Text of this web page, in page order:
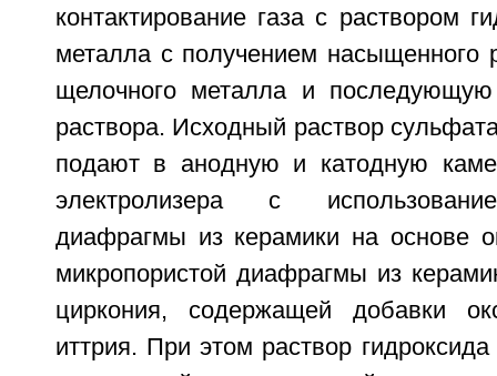
контактирование газа с раствором
металла с получением насыщенного
щелочного металла и последующую
раствора. Исходный раствор
подают в анодную и катодную
электролизера с
диафрагмы из керамики на основе
микропористой диафрагмы из
циркония, содержащей добавки
иттрия. При этом раствор